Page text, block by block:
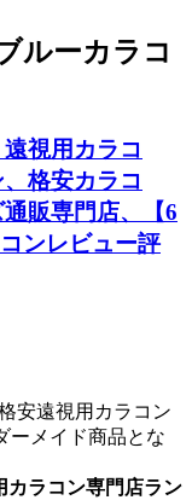
ルーカラコ
視用カラコ
格安カラコ
販専門店、【6
ンレビュー評
安遠視用カラコン
ーメイド商品とな
カラコン専門店ラン